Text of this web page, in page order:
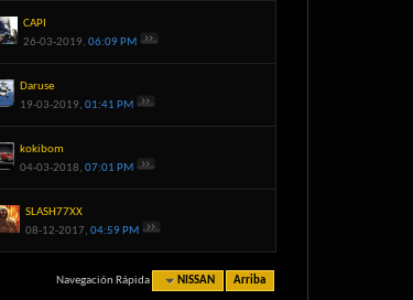
CAPI
26-03-2019,06:09 PM
Daruse
19-03-2019, 01:41 PM
kokibom
04-03-2018, 07:01 PM
SLASH77XX
08-12-2017, 04:59 PM
Navegación Rápida NISSAN Arriba